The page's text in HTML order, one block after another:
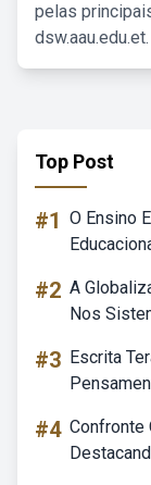
pelas
dsw.aau.edu.et.
Top Post
#1 O Ensino
#2 A
Nos
#3 Escrita
#4 Confronte